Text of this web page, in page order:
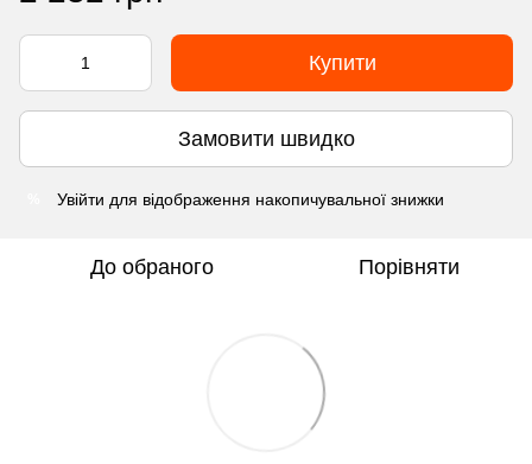
Купити
Замовити швидко
Увійти для відображення накопичувальної знижки
До обраного Порівняти